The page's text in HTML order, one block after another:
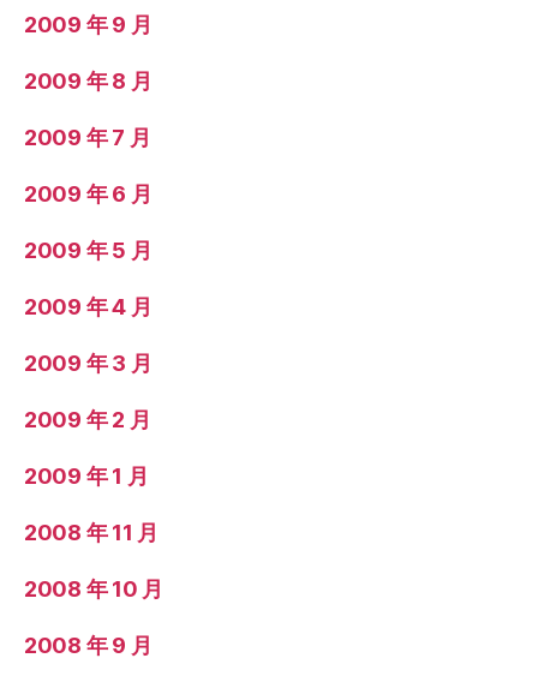
2009 年 9 月
2009 年 8 月
2009 年 7 月
2009 年 6 月
2009 年 5 月
2009 年 4 月
2009 年 3 月
2009 年 2 月
2009 年 1 月
2008 年 11 月
2008 年 10 月
2008 年 9 月